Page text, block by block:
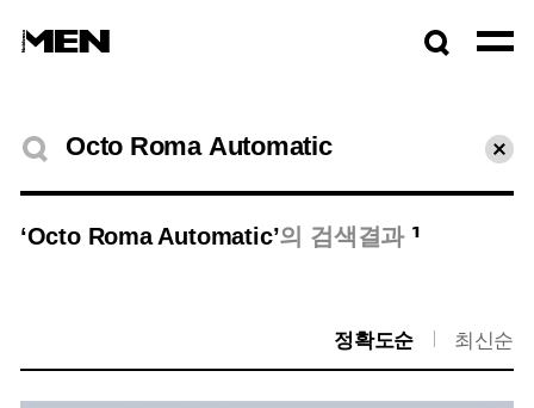
검색결과
초기
‘Octo Roma Automatic’의 검색결과 1
정확도순 최신순